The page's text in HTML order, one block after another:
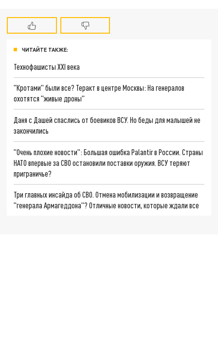
ЧИТАЙТЕ ТАКЖЕ:
Технофашисты XXI века
"Кротами" были все? Теракт в центре Москвы: На генералов
охотятся "живые дроны"
Даня с Дашей спаслись от боевиков ВСУ. Но беды для малышей не
закончились
"Очень плохие новости": Большая ошибка Palantir в России. Страны
НАТО впервые за СВО остановили поставки оружия. ВСУ теряют
приграничье?
Три главных инсайда об СВО. Отмена мобилизации и возвращение
"генерала Армагеддона"? Отличные новости, которые ждали все